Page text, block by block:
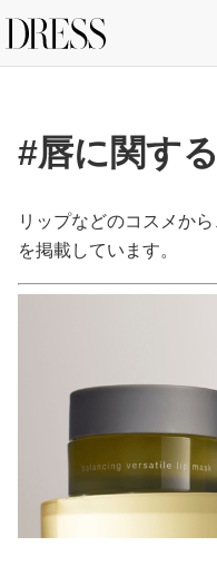
特集記事
DRESS部活
恋愛/結婚/離婚
美容/健康
#唇に関す
リップなどのコスメか
を掲載しています。